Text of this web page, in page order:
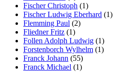
Fischer Christoph (1)
Fischer Ludwig Eberhard (1)
Flemming Paul (2)
Fliedner Fritz (1)
Follen Adolph Ludwig (1)
Forstenborch Wylhelm (1)
Franck Johann (55)
Franck Michael (1)